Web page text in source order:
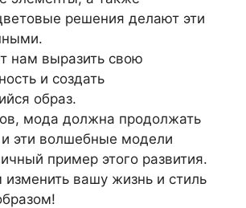
решения делают эти
нам выразить свою
и создать
образ.
мода должна продолжать
и эти волшебные модели
пример этого развития.
изменить вашу жизнь и стиль